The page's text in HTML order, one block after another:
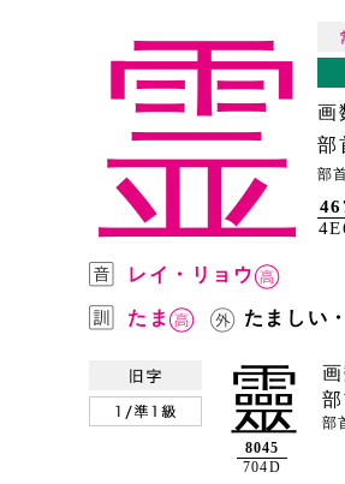
霊
画
部
部
レイ・リョウ
たま
たましい
靈
8045
704D
部
部